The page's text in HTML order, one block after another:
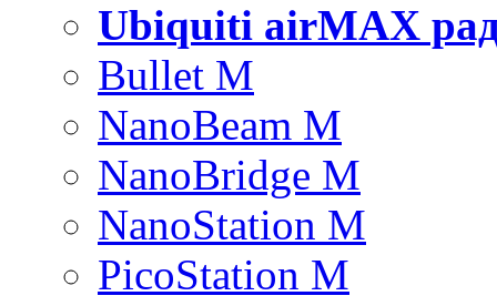
Ubiquiti airMAX
Bullet M
NanoBeam M
NanoBridge M
NanoStation M
PicoStation M